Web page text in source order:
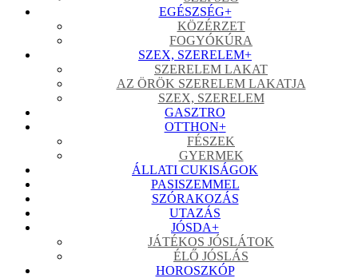
EGÉSZSÉG+
KÖZÉRZET
FOGYÓKÚRA
SZEX, SZERELEM+
SZERELEM LAKAT
AZ ÖRÖK SZERELEM LAKATJA
SZEX, SZERELEM
GASZTRO
OTTHON+
FÉSZEK
GYERMEK
ÁLLATI CUKISÁGOK
PASISZEMMEL
SZÓRAKOZÁS
UTAZÁS
JÓSDA+
JÁTÉKOS JÓSLÁTOK
ÉLŐ JÓSLÁS
HOROSZKÓP